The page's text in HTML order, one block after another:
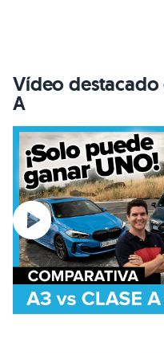
Vídeo destacado
A